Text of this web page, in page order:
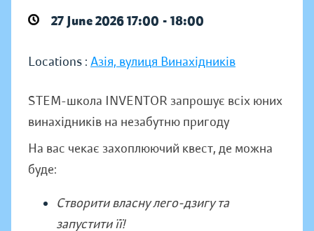
27 June 2026 17:00 - 18:00
Locations : Азія, вулиця Винахідників
STEM-школа INVENTOR запрошує всіх юних
винахідників на незабутню пригоду
На вас чекає захоплюючий квест, де можна
буде:
Створити власну лего-дзигу та
запустити її!